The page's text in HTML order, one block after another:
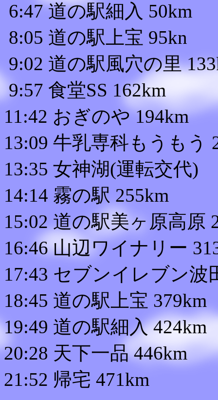
6:47 道の駅細入 50km
8:05 道の駅上宝 95kn
9:02 道の駅風穴の里
9:57 食堂SS 162km
11:42 おぎのや 194km
13:09 牛乳専科もうもう
13:35 女神湖(運転交代)
14:14 霧の駅 255km
15:02 道の駅美ヶ原高原
16:46 山辺ワイナリー
17:43 セブンイレブン波
18:45 道の駅上宝 379km
19:49 道の駅細入 424km
20:28 天下一品 446km
21:52 帰宅 471km